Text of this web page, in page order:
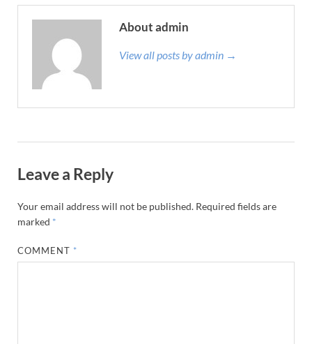
About admin
View all posts by admin →
Leave a Reply
Your email address will not be published. Required fields are
marked *
COMMENT *